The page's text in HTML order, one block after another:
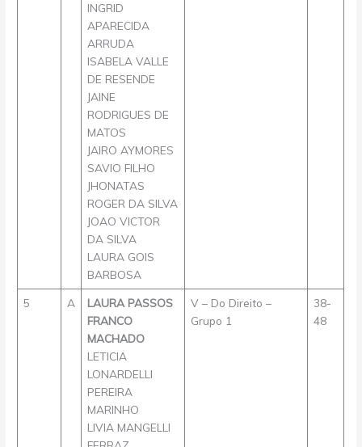
INGRID
APARECIDA
ARRUDA
ISABELA VALLE
DE RESENDE
JAINE
RODRIGUES DE
MATOS
JAIRO AYMORES
SAVIO FILHO
JHONATAS
ROGER DA SILVA
JOAO VICTOR
DA SILVA
LAURA GOIS
BARBOSA
5 A
LAURA PASSOS
FRANCO
MACHADO
LETICIA
LONARDELLI
PEREIRA
MARINHO
LIVIA MANGELLI
V – Do Direito –
Grupo 1
38-
48